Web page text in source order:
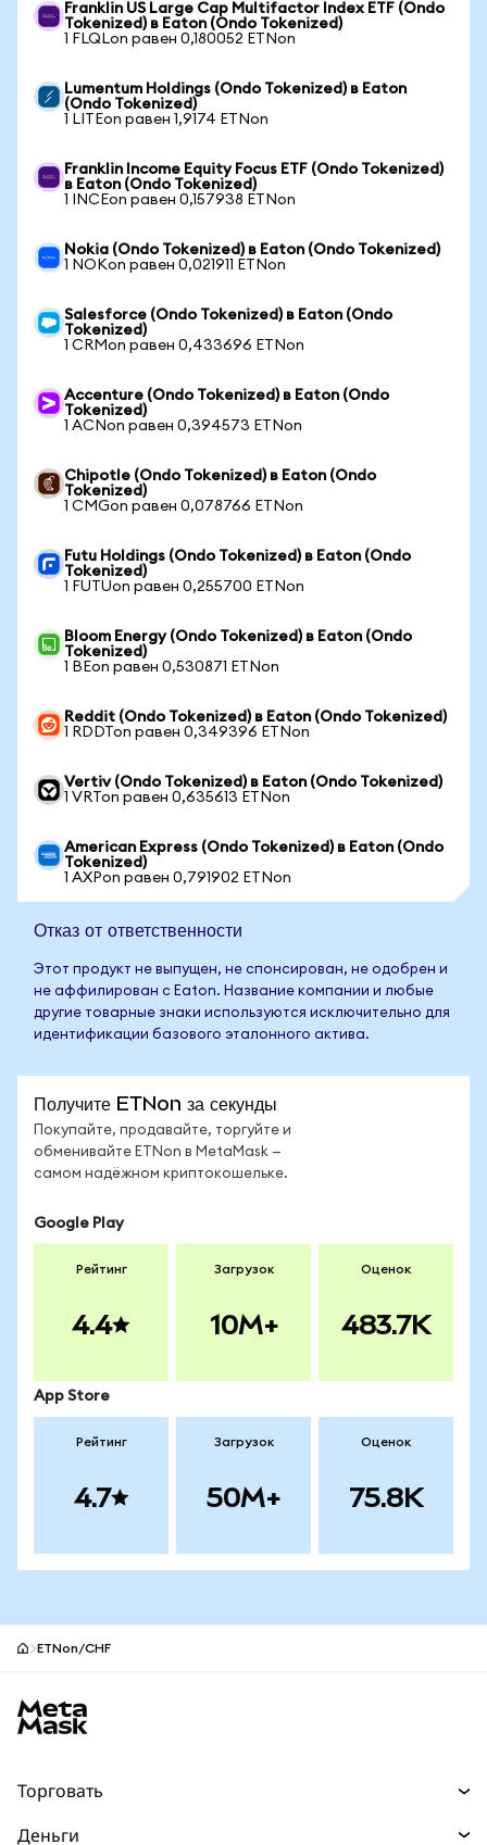
Franklin US Large Cap Multifactor Index ETF (Ondo
Tokenized) в Eaton (Ondo Tokenized)
1 FLQLon равен 0,180052 ETNon
Lumentum Holdings (Ondo Tokenized) в Eaton
(Ondo Tokenized)
1 LITEon равен 1,9174 ETNon
Franklin Income Equity Focus ETF (Ondo Tokenized)
в Eaton (Ondo Tokenized)
1 INCEon равен 0,157938 ETNon
Nokia (Ondo Tokenized) в Eaton (Ondo Tokenized)
1 NOKon равен 0,021911 ETNon
Salesforce (Ondo Tokenized) в Eaton (Ondo
Tokenized)
1 CRMon равен 0,433696 ETNon
Accenture (Ondo Tokenized) в Eaton (Ondo
Tokenized)
1 ACNon равен 0,394573 ETNon
Chipotle (Ondo Tokenized) в Eaton (Ondo
Tokenized)
1 CMGon равен 0,078766 ETNon
Futu Holdings (Ondo Tokenized) в Eaton (Ondo
Tokenized)
1 FUTUon равен 0,255700 ETNon
Bloom Energy (Ondo Tokenized) в Eaton (Ondo
Tokenized)
1 BEon равен 0,530871 ETNon
Reddit (Ondo Tokenized) в Eaton (Ondo Tokenized)
1 RDDTon равен 0,349396 ETNon
Vertiv (Ondo Tokenized) в Eaton (Ondo Tokenized)
1 VRTon равен 0,635613 ETNon
American Express (Ondo Tokenized) в Eaton (Ondo
Tokenized)
1 AXPon равен 0,791902 ETNon
Отказ от ответственности
Этот продукт не выпущен, не спонсирован, не одобрен и
не аффилирован с Eaton. Название компании и любые
другие товарные знаки используются исключительно для
идентификации базового эталонного актива.
Получите ETNon за секунды
Покупайте, продавайте, торгуйте и
обменивайте ETNon в MetaMask —
самом надёжном криптокошельке.
Google Play
Рейтинг
4.4
Загрузок
10M+
Оценок
483.7K
App Store
Рейтинг
4.7
Загрузок
50M+
Оценок
75.8K
ETNon/CHF
Торговать
Деньги